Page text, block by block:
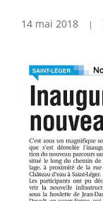
14 mai 2018